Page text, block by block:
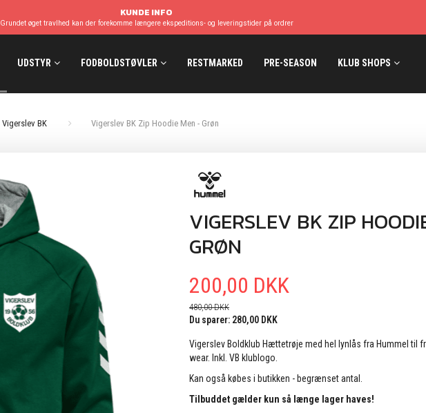
KUNDE INFO
Grundet øget travlhed kan der forekomme længere ekspeditions- og leveringstider på ordrer
UDSTYR FODBOLDSTØVLER RESTMARKED PRE-SEASON KLUB SHOPS
Vigerslev BK Vigerslev BK Zip Hoodie Men - Grøn
VIGERSLEV BK ZIP
GRØN
200,00 DKK
480,00 DKK
Du sparer: 280,00 DKK
Vigerslev Boldklub Hættetrøje med hel lynlås fra Hummel til
wear. Inkl. VB klublogo.
Kan også købes i butikken - begrænset antal.
Tilbuddet gælder kun så længe lager haves!